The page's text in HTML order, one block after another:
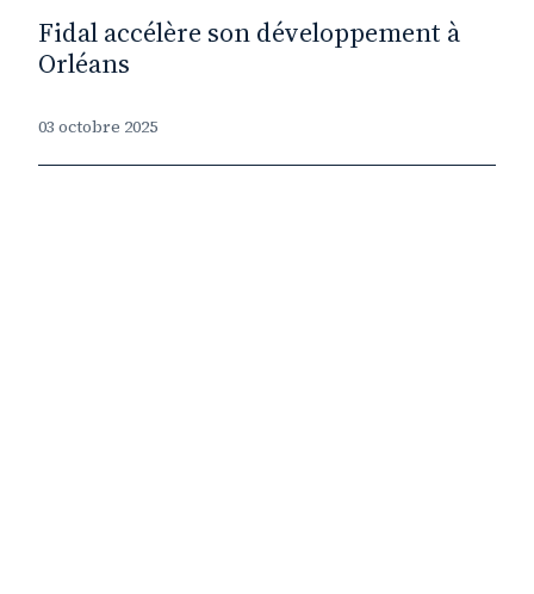
Fidal accélère son développement à
Orléans
03 octobre 2025